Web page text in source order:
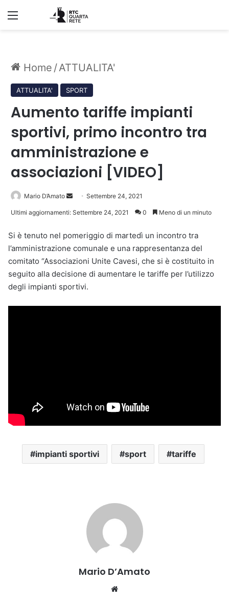
Menu
Home /ATTUALITA'
ATTUALITA' SPORT
Aumento tariffe impianti
sportivi, primo incontro tra
amministrazione e
associazioni [VIDEO]
Mario D’Amato
Invia Settembre 24, 2021
Ultimi aggiornamenti: Settembre 24, 2021 0 Meno di un minuto
Si è tenuto nel pomeriggio di martedì un incontro tra
l’amministrazione comunale e una rappresentanza del
comitato “Associazioni Unite Cavesi, che si è costituito in
seguito alla decisione di aumentare le tariffe per l’utilizzo
degli impianti sportivi.
impianti sportivi sport tariffe
Mario D’Amato